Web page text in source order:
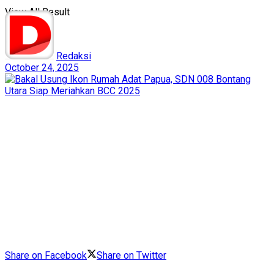
View All Result
Redaksi
October 24, 2025
Share on Facebook
Share on Twitter